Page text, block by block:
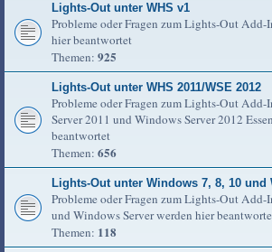
Lights-Out unter WHS v1
Probleme oder Fragen zum Lights-Out Add-
hier beantwortet
Themen: 925
Lights-Out unter WHS 2011/WSE 2012
Probleme oder Fragen zum Lights-Out
Server 2011 und Windows Server 2012
beantwortet
Themen: 656
Lights-Out unter Windows 7, 8, 10 und
Probleme oder Fragen zum Lights-Out
und Windows Server werden hier
Themen: 118